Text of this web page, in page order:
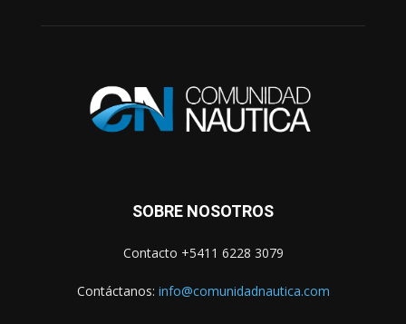
SOBRE NOSOTROS
Contacto +5411 6228 3079
Contáctanos: info@comunidadnautica.com